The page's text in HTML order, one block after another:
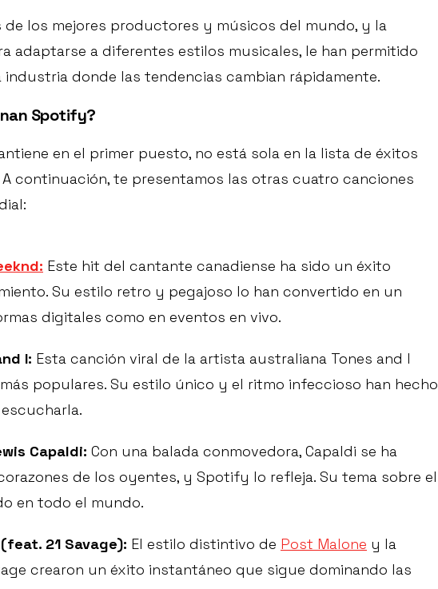
los mejores productores y músicos del mundo, y la
adaptarse a diferentes estilos musicales, le han permitido
industria donde las tendencias cambian rápidamente.
Spotify?
en el primer puesto, no está sola en la lista de éxitos
continuación, te presentamos las otras cuatro canciones
Este hit del cantante canadiense ha sido un éxito
Su estilo retro y pegajoso lo han convertido en un
digitales como en eventos en vivo.
I: Esta canción viral de la artista australiana Tones and I
populares. Su estilo único y el ritmo infeccioso han hecho
Capaldi: Con una balada conmovedora, Capaldi se ha
de los oyentes, y Spotify lo refleja. Su tema sobre el
en todo el mundo.
21 Savage): El estilo distintivo de Post Malone y la
crearon un éxito instantáneo que sigue dominando las